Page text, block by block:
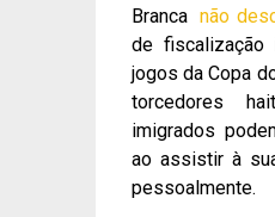
Brancanão
de fiscalização
jogos da Copa
torcedores
imigrados
ao assistir à
pessoalmente.